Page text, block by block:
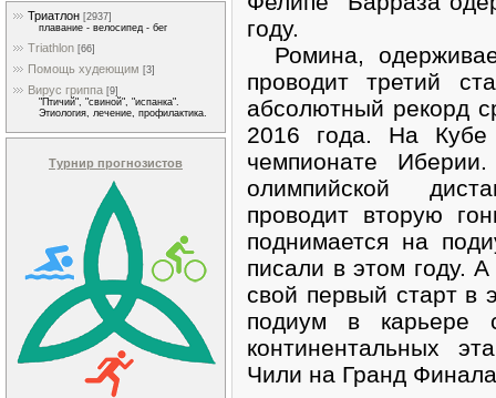
Триатлон [2937]
плавание - велосипед - бег
Triathlon [66]
Помощь худеющим [3]
Вирус гриппа [9]
"Птичий", "свиной", "испанка".
Этиология, лечение, профилактика.
Турнир прогнозистов
году.
Ромина,
проводит третий
абсолютный рекорд
2016 года. На Кубе
чемпионате
олимпийской
проводит вторую
поднимается на
писали в этом году.
свой первый старт в
подиум в карьере
континентальных
Чили на Гранд